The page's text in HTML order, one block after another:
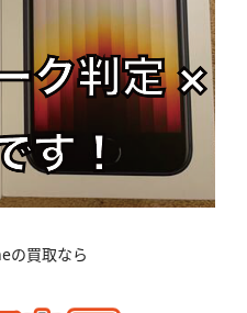
の買取なら